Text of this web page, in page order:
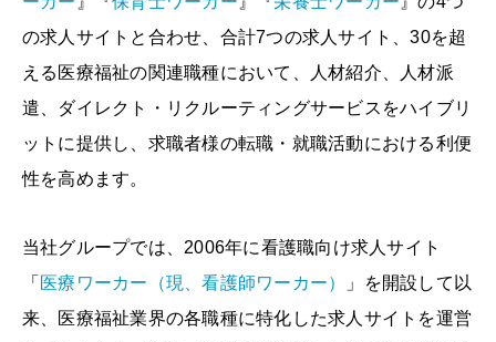
の求人サイトと合わせ、合計7つの求人サイト、30を超
える医療福祉の関連職種において、人材紹介、人材派
遣、ダイレクト・リクルーティングサービスをハイブリ
ットに提供し、求職者様の転職・就職活動における利便
性を高めます。
当社グループでは、2006年に看護職向け求人サイト
「 医療ワーカー（現、看護師ワーカー）
」を開設して以
来、医療福祉業界の各職種に特化した求人サイトを運営